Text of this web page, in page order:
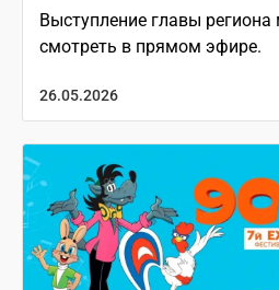
Выступление главы
смотреть в прямом эфире.
26.05.2026